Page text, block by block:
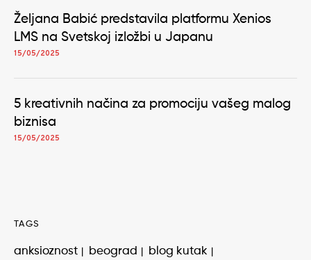
Željana Babić predstavila platformu Xenios
LMS na Svetskoj izložbi u Japanu
15/05/2025
5 kreativnih načina za promociju vašeg malog
biznisa
15/05/2025
TAGS
anksioznost beograd
blog kutak